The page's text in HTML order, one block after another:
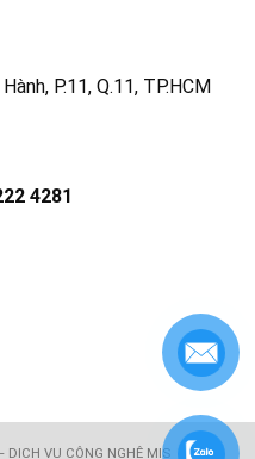
P.11, Q.11, TP.HCM
4281
DỊCH VỤ CÔNG NGHỆ MIS